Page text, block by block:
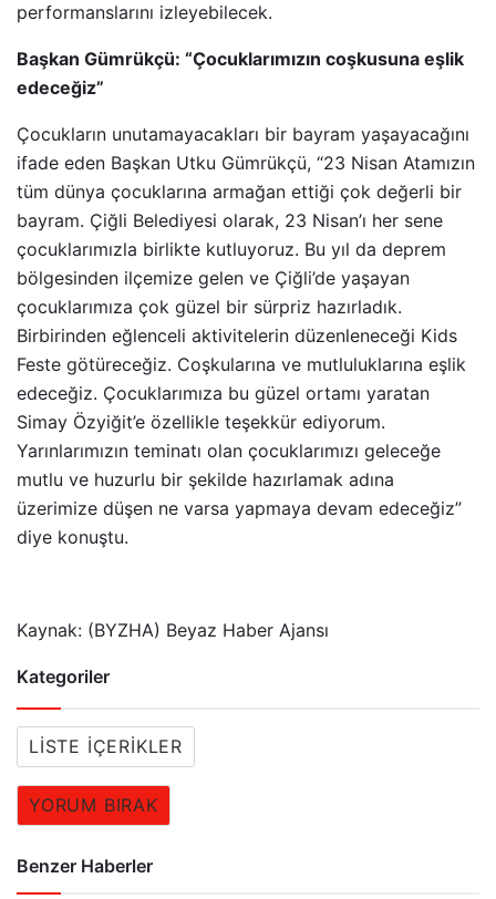
performanslarını izleyebilecek.
Başkan Gümrükçü: “Çocuklarımızın coşkusuna eşlik
edeceğiz”
Çocukların unutamayacakları bir bayram yaşayacağını
ifade eden Başkan Utku Gümrükçü, “23 Nisan Atamızın
tüm dünya çocuklarına armağan ettiği çok değerli bir
bayram. Çiğli Belediyesi olarak, 23 Nisan’ı her sene
çocuklarımızla birlikte kutluyoruz. Bu yıl da deprem
bölgesinden ilçemize gelen ve Çiğli’de yaşayan
çocuklarımıza çok güzel bir sürpriz hazırladık.
Birbirinden eğlenceli aktivitelerin düzenleneceği Kids
Feste götüreceğiz. Coşkularına ve mutluluklarına eşlik
edeceğiz. Çocuklarımıza bu güzel ortamı yaratan
Simay Özyiğit’e özellikle teşekkür ediyorum.
Yarınlarımızın teminatı olan çocuklarımızı geleceğe
mutlu ve huzurlu bir şekilde hazırlamak adına
üzerimize düşen ne varsa yapmaya devam edeceğiz”
diye konuştu.
Kaynak: (BYZHA) Beyaz Haber Ajansı
Kategoriler
LISTE İÇERIKLER
YORUM BIRAK
Benzer Haberler